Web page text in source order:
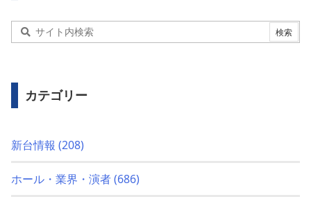
カテゴリー
新台情報 (208)
ホール・業界・演者(686)